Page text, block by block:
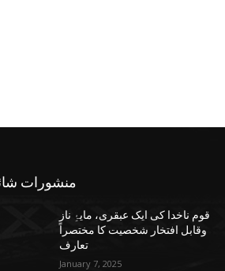
منشورات
قوم ناخدا کی ایک عبقری، مایۂِ ناز
وقابل افتخار شخصیت کا مختصراً
تعارف
January 7, 2025